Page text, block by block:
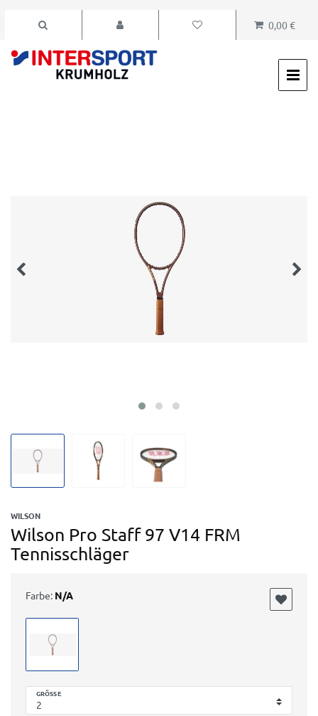
0,00 €
WILSON
Wilson Pro Staff 97 V14 FRM
Tennisschläger
GRÖSSE
Farbe: N/A